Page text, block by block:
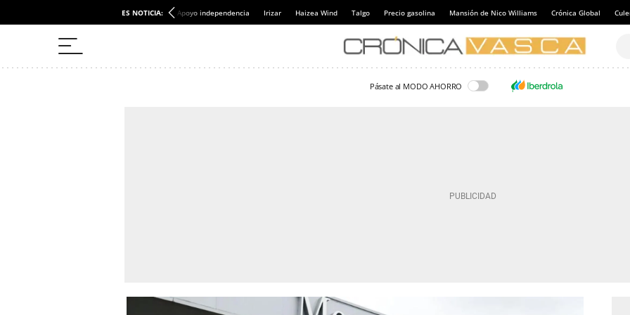
ES NOTICIA: Apoyo independencia Irizar Haizea Wind Talgo Precio gasolina Mansión de Nico Williams Crónica Global
Pásate al MODO AHORRO